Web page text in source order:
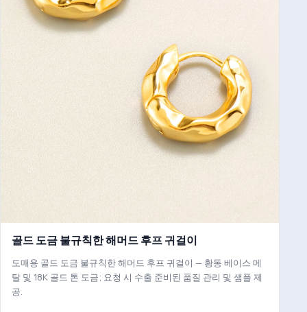
골드 도금 불규칙한 해머드 후프 귀걸이
도매용 골드 도금 불규칙한 해머드 후프 귀걸이 — 황동 베이스 메
탈 및 18K 골드 톤 도금; 요청 시 수출 준비된 품질 관리 및 샘플 제
공.